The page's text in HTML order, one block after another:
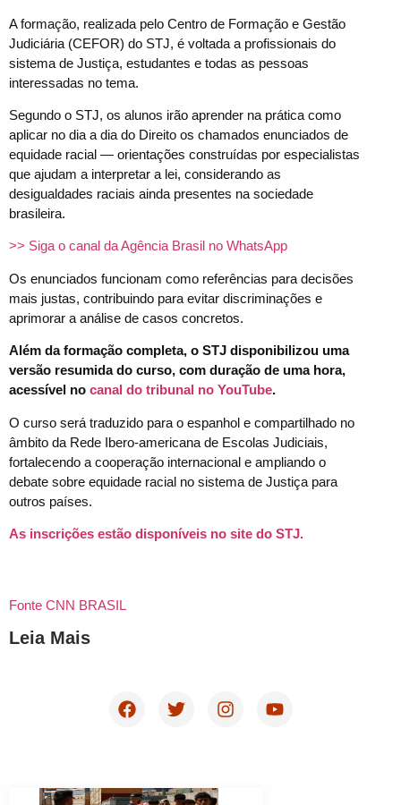
A formação, realizada pelo Centro de Formação e Gestão
Judiciária (CEFOR) do STJ, é voltada a profissionais do
sistema de Justiça, estudantes e todas as pessoas
interessadas no tema.
Segundo o STJ, os alunos irão aprender na prática como
aplicar no dia a dia do Direito os chamados enunciados de
equidade racial — orientações construídas por especialistas
que ajudam a interpretar a lei, considerando as
desigualdades raciais ainda presentes na sociedade
brasileira.
>> Siga o canal da Agência Brasil no WhatsApp
Os enunciados funcionam como referências para decisões
mais justas, contribuindo para evitar discriminações e
aprimorar a análise de casos concretos.
Além da formação completa, o STJ disponibilizou uma
versão resumida do curso, com duração de uma hora,
acessível no canal do tribunal no YouTube.
O curso será traduzido para o espanhol e compartilhado no
âmbito da Rede Ibero-americana de Escolas Judiciais,
fortalecendo a cooperação internacional e ampliando o
debate sobre equidade racial no sistema de Justiça para
outros países.
As inscrições estão disponíveis no site do STJ.
Fonte CNN BRASIL
Leia Mais